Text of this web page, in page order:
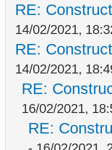
RE:
14/02/2021,
RE:
14/02/2021,
RE:
16/02/2021,
RE: